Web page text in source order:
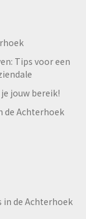
Tips voor een
jouw bereik!
de Achterhoek
in de Achterhoek